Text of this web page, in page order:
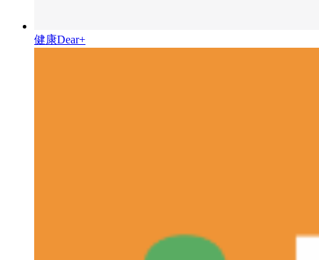
健康Dear+